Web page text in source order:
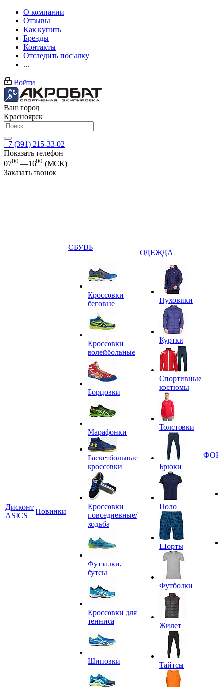
О компании
Отзывы
Как купить
Бренды
Контакты
Отследить посылку
...
Войти
Ваш город
Красноярск
+7 (391) 215-33-02
Показать телефон
0700 —1600 (МСК)
Заказать звонок
Дисконт
ASICS
Новинки
ОБУВЬ
Кроссовки
беговые
Кроссовки
волейбольные
Борцовки
Марафонки
Баскетбольные
кроссовки
Кроссовки
повседневные/
ходьба
Футзалки,
бутсы
Кроссовки для
тенниса
Шиповки
ОДЕЖДА
Пуховики
Куртки
Спортивные
костюмы
Толстовки
Брюки
Поло
Шорты
Футболки
Жилет
Тайтсы